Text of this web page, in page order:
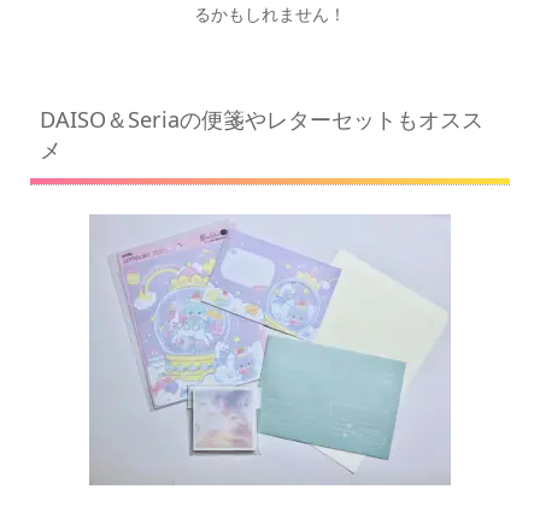
るかもしれません！
DAISO＆Seriaの便箋やレターセットもオスス
メ